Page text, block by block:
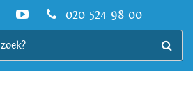
020 524 98 00